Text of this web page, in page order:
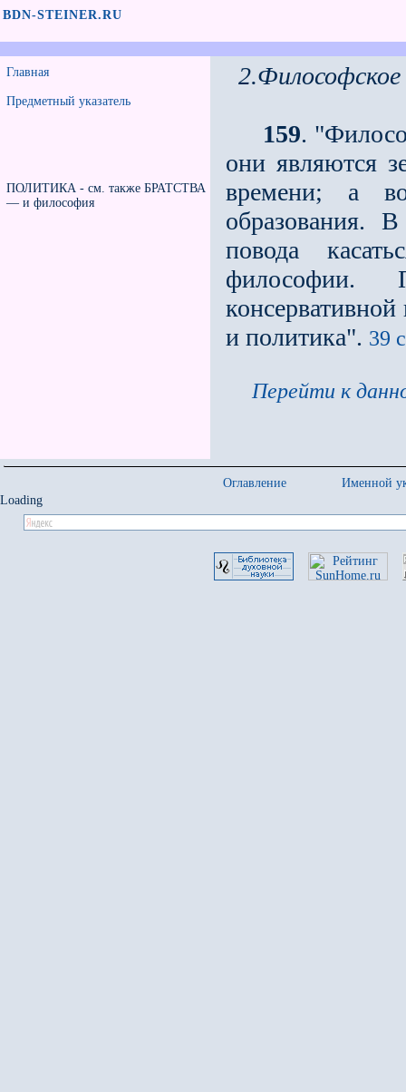
BDN-STEINER.RU
Главная
Предметный указатель
ПОЛИТИКА - см. также БРАТСТВА
— и философия
159.
они являются
времени; а
образования.
повода
философии.
и политика". 39
Перейти к
Оглавление
Именной
Loading